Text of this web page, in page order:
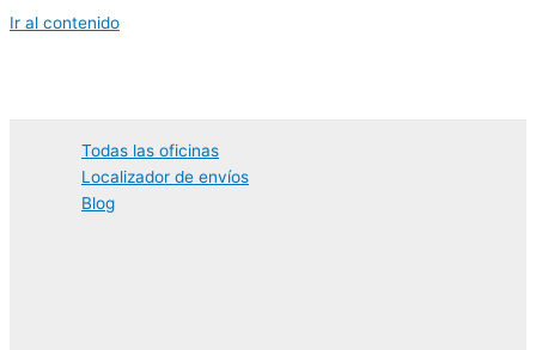
Ir al contenido
Todas las oficinas
Localizador de envíos
Blog